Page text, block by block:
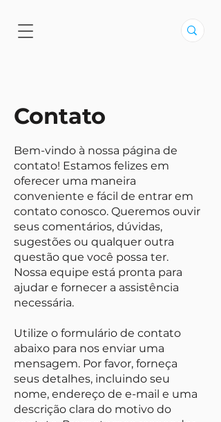
Contato
Bem-vindo à nossa página de
contato! Estamos felizes em
oferecer uma maneira
conveniente e fácil de entrar em
contato conosco. Queremos ouvir
seus comentários, dúvidas,
sugestões ou qualquer outra
questão que você possa ter.
Nossa equipe está pronta para
ajudar e fornecer a assistência
necessária.
Utilize o formulário de contato
abaixo para nos enviar uma
mensagem. Por favor, forneça
seus detalhes, incluindo seu
nome, endereço de e-mail e uma
descrição clara do motivo do